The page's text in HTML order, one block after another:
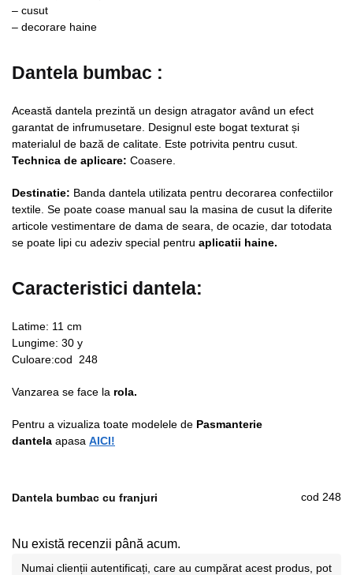
– cusut
– decorare haine
Dantela bumbac :
Această dantela prezintă un design atragator având un efect
garantat de infrumusetare. Designul este bogat texturat și
materialul de bază de calitate. Este potrivita pentru cusut.
Technica de aplicare: Coasere.
Destinatie: Banda dantela utilizata pentru decorarea confectiilor
textile. Se poate coase manual sau la masina de cusut la diferite
articole vestimentare de dama de seara, de ocazie, dar totodata
se poate lipi cu adeziv special pentru aplicatii haine.
Caracteristici dantela:
Latime: 11 cm
Lungime: 30 y
Culoare:cod 248
Vanzarea se face la rola.
Pentru a vizualiza toate modelele de Pasmanterie
dantela apasa AICI!
Dantela bumbac cu franjuri cod 248
Nu există recenzii până acum.
Numai clienții autentificați, care au cumpărat acest produs, pot